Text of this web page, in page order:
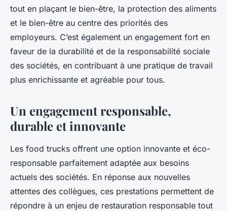
tout en plaçant le bien-être, la protection des aliments
et le bien-être au centre des priorités des
employeurs. C’est également un engagement fort en
faveur de la durabilité et de la responsabilité sociale
des sociétés, en contribuant à une pratique de travail
plus enrichissante et agréable pour tous.
Un engagement responsable,
durable et innovante
Les food trucks offrent une option innovante et éco-
responsable parfaitement adaptée aux besoins
actuels des sociétés. En réponse aux nouvelles
attentes des collègues, ces prestations permettent de
répondre à un enjeu de restauration responsable tout